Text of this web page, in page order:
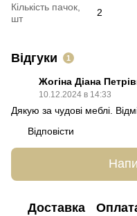
Кількість пачок,
шт
2
Відгуки 1
Жогіна Діана
10.12.2024 в 14:33
Дякую за чудові меблі.
Відповісти
Доставка